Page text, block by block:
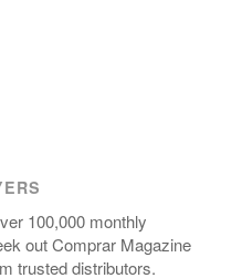
100,000 monthly
out Comprar Magazine
trusted distributors.